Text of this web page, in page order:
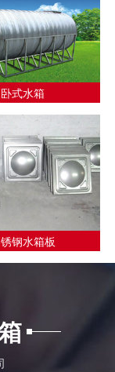
卧式水箱
钢水箱板